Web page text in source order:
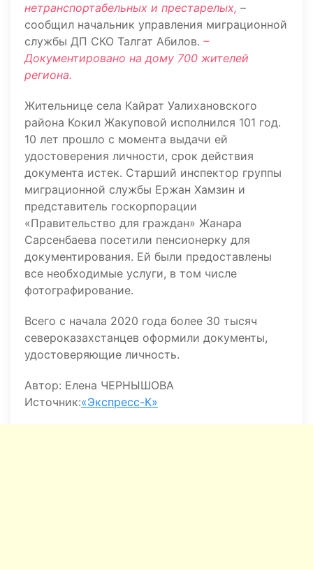
нетранспортабельных и престарелых, –
сообщил начальник управления миграционной
службы ДП СКО Талгат Абилов. –
Документировано на дому 700 жителей
региона.
Жительнице села Кайрат Уалихановского
района Кокил Жакуповой исполнился 101 год.
10 лет прошло с момента выдачи ей
удостоверения личности, срок действия
документа истек. Старший инспектор группы
миграционной службы Ержан Хамзин и
представитель госкорпорации
«Правительство для граждан» Жанара
Сарсенбаева посетили пенсионерку для
документирования. Ей были предоставлены
все необходимые услуги, в том числе
фотографирование.
Всего с начала 2020 года более 30 тысяч
североказахстанцев оформили документы,
удостоверяющие личность.
Автор: Елена ЧЕРНЫШОВА
Источник:«Экспресс-К»